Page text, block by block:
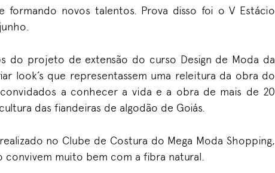
formando novos talentos. Prova disso foi o V Estácio
do projeto de extensão do curso Design de Moda da
look’s que representassem uma releitura da obra do
a conhecer a vida e a obra de mais de 20
das fiandeiras de algodão de Goiás.
no Clube de Costura do Mega Moda Shopping,
muito bem com a fibra natural.